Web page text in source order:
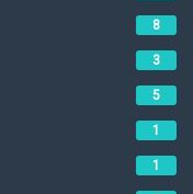
8
3
5
1
1